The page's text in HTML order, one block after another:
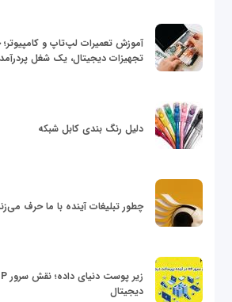
آموزش تعمیرات لپ‌تاپ و کامپیوتر؛
تجهیزات دیجیتال، یک شغل
دلیل رنگ بندی کابل شبکه
چطور تبلیغات آینده با ما حرف
دیجیتال